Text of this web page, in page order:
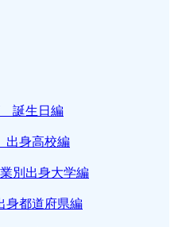
誕生日編
身高校編
別出身大学編
都道府県編